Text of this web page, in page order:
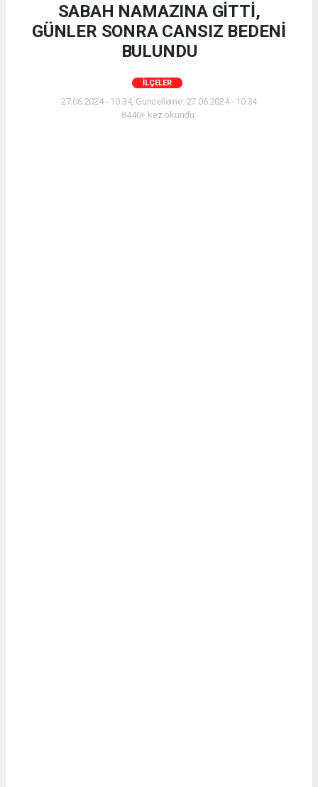
SABAH NAMAZINA GİTTİ,
GÜNLER SONRA CANSIZ BEDENİ
BULUNDU
İLÇELER
27.06.2024 - 10:34, Güncelleme: 27.06.2024 - 10:34
8440+ kez okundu.